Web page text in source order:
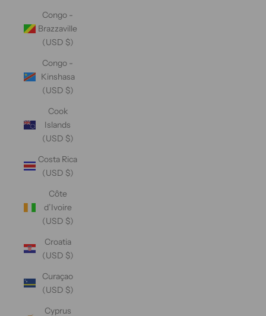
Congo -
Brazzaville
(USD $)
Congo -
Kinshasa
(USD $)
Cook
Islands
(USD $)
Costa Rica
(USD $)
Côte
d’Ivoire
(USD $)
Croatia
(USD $)
Curaçao
(USD $)
Cyprus